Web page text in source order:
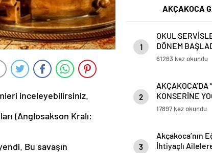
inceleyebilirsiniz.
(Anglosakson Kralı:
Bu savaşın
AKÇAKOCA
1
OKUL
DÖNEM
61263 kez okundu
2
AKÇAKOCA’DA
KONSERİNE
17897 kez okundu
3
Akçakoca’nın
İhtiyaçlı